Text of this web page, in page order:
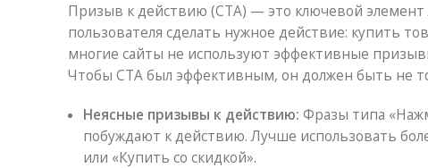
Призыв к действию (CTA) — это ключевой
пользователя сделать нужное действие: купить
многие сайты не используют эффективные
Чтобы CTA был эффективным, он должен быть не
Неясные призывы к действию: Фразы типа
побуждают к действию. Лучше использовать
или «Купить со скидкой».